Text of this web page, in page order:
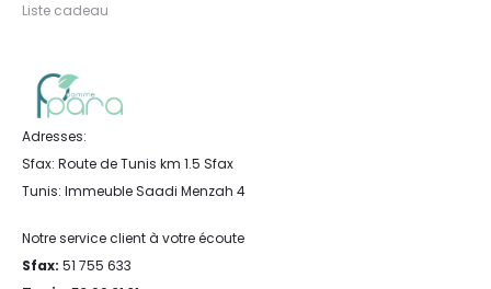
Liste cadeau
Adresses:
Sfax: Route de Tunis km 1.5 Sfax
Tunis: Immeuble Saadi Menzah 4
Notre service client à votre écoute
Sfax: 51 755 633